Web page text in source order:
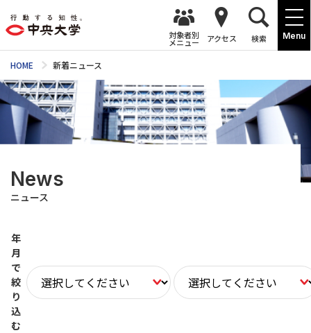
Menu
対象者別
メニュー アクセス 検索
HOME 新着ニュース
News
ニュース
年
月
で
絞
り
込
む